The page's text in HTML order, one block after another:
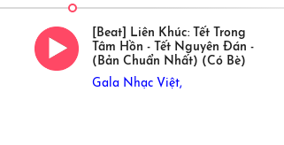
[Beat] Liên Khúc: Tết Trong
Tâm Hồn - Tết Nguyên Đán -
(Bản Chuẩn Nhất) (Có Bè)
Gala Nhạc Việt,